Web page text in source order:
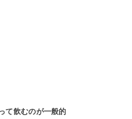
て飲むのが一般的